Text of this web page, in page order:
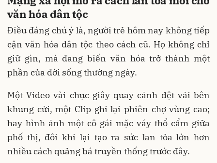
văn hóa dân tộc
Điều đáng chú ý là, người trẻ hôm nay không tiếp
cận văn hóa dân tộc theo cách cũ. Họ không chỉ
giữ gìn, mà đang biến văn hóa trở thành một
phần của đời sống thường ngày.
Một Video vài chục giây quay cảnh dệt vải bên
khung cửi, một Clip ghi lại phiên chợ vùng cao;
hay hình ảnh một cô gái mặc váy thổ cẩm giữa
phố thị, đôi khi lại tạo ra sức lan tỏa lớn hơn
nhiều cách quảng bá truyền thống trước đây.